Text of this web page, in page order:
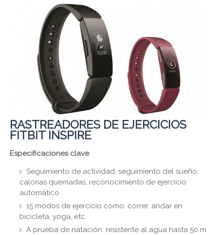
RASTREADORES DE EJERCICIOS
FITBIT INSPIRE
Especificaciones clave
Seguimiento de actividad, seguimiento del sueño,
calorías quemadas, reconocimiento de ejercicio
automático
15 modos de ejercicio como: correr, andar en
bicicleta, yoga, etc.
A prueba de natación: resistente al agua hasta 50 m